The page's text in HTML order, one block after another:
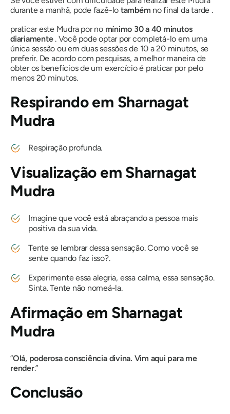
durante a manhã, pode fazê-lo também no final da tarde .
praticar este Mudrapor no mínimo 30 a 40 minutos
diariamente. Você pode optar por completá-lo em uma
única sessão ou em duas sessões de 10 a 20 minutos, se
preferir. De acordo com pesquisas, a melhor maneira de
obter os benefícios de um exercício é praticar por pelo
menos 20 minutos.
Respirando em Sharnagat
Mudra
Respiração profunda.
Visualização em Sharnagat
Mudra
Imagine que você está abraçando a pessoa mais
positiva da sua vida.
Tente se lembrar dessa sensação. Como você se
sente quando faz isso?.
Experimente essa alegria, essa calma, essa sensação.
Sinta. Tente não nomeá-la.
Afirmação em Sharnagat
Mudra
“Olá, poderosa consciência divina. Vim aqui para me
render.”
Conclusão